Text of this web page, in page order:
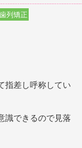
歯列矯正
指差し呼称してい
識できるので見落